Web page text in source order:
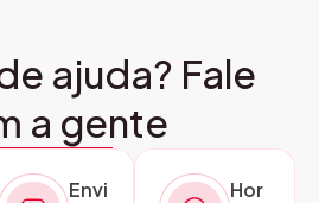
ajuda? Fale
a gente
Envi
Hor